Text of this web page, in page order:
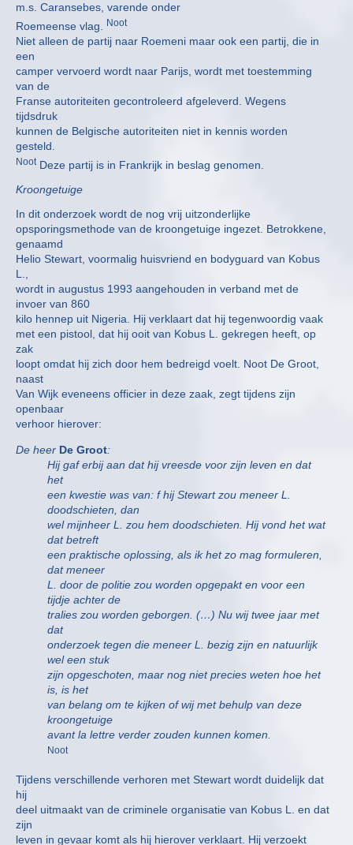
m.s. Caransebes, varende onder
Roemeense vlag. Noot
Niet alleen de partij naar Roemeni maar ook een partij, die in
een
camper vervoerd wordt naar Parijs, wordt met toestemming
van de
Franse autoriteiten gecontroleerd afgeleverd. Wegens
tijdsdruk
kunnen de Belgische autoriteiten niet in kennis worden
gesteld.
NootDeze partij is in Frankrijk in beslag genomen.
Kroongetuige
In dit onderzoek wordt de nog vrij uitzonderlijke
opsporingsmethode van de kroongetuige ingezet. Betrokkene,
genaamd
Helio Stewart, voormalig huisvriend en bodyguard van Kobus
L.,
wordt in augustus 1993 aangehouden in verband met de
invoer van 860
kilo hennep uit Nigeria. Hij verklaart dat hij tegenwoordig vaak
met een pistool, dat hij ooit van Kobus L. gekregen heeft, op
zak
loopt omdat hij zich door hem bedreigd voelt. Noot De Groot,
naast
Van Wijk eveneens officier in deze zaak, zegt tijdens zijn
openbaar
verhoor hierover:
De heer De Groot:
Hij gaf erbij aan dat hij vreesde voor zijn leven en dat
het
een kwestie was van: f hij Stewart zou meneer L.
doodschieten, dan
wel mijnheer L. zou hem doodschieten. Hij vond het wat
dat betreft
een praktische oplossing, als ik het zo mag formuleren,
dat meneer
L. door de politie zou worden opgepakt en voor een
tijdje achter de
tralies zou worden geborgen. (…) Nu wij twee jaar met
dat
onderzoek tegen die meneer L. bezig zijn en natuurlijk
wel een stuk
zijn opgeschoten, maar nog niet precies weten hoe het
is, is het
van belang om te kijken of wij met behulp van deze
kroongetuige
avant la lettre verder zouden kunnen komen.
Noot
Tijdens verschillende verhoren met Stewart wordt duidelijk dat
hij
deel uitmaakt van de criminele organisatie van Kobus L. en dat
zijn
leven in gevaar komt als hij hierover verklaart. Hij verzoekt